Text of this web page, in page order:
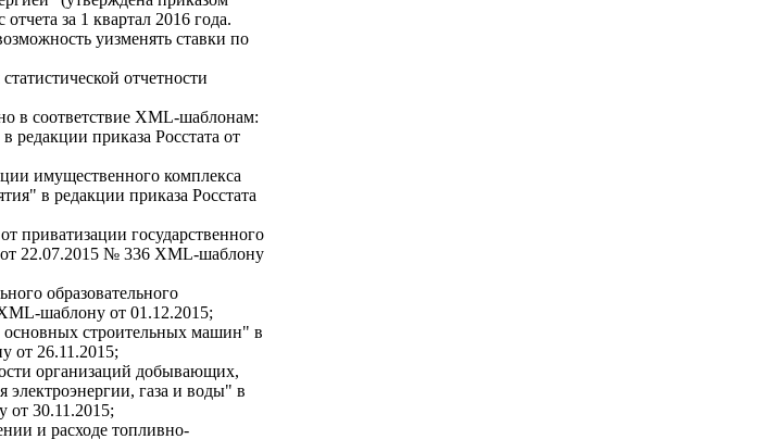
за 1 квартал 2016 года.
уизменять ставки по
отчетности
в соответствие XML-шаблонам:
приказа Росстата от
имущественного комплекса
в редакции приказа Росстата
приватизации государственного
от 22.07.2015 № 336 XML-шаблону
образовательного
шаблону от 01.12.2015;
строительных машин" в
от 26.11.2015;
организаций добывающих,
электроэнергии, газа и воды" в
от 30.11.2015;
и расходе топливно-